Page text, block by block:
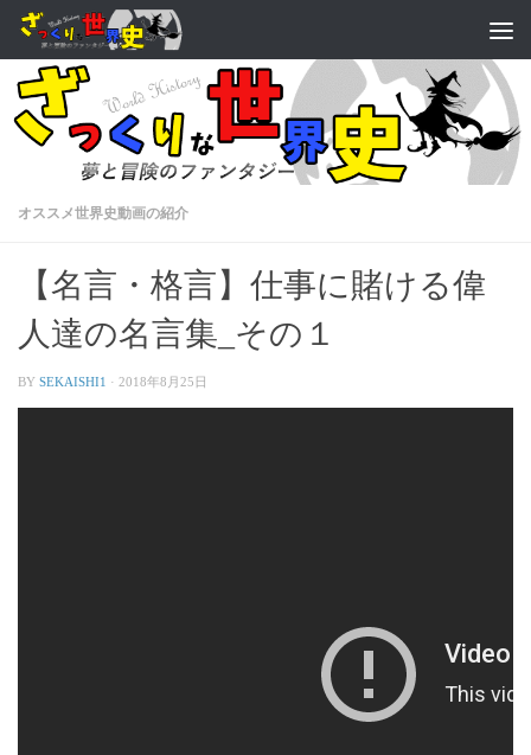
オススメ世界史動画の紹介
【名言・格言】仕事に賭ける偉
人達の名言集_その１
BY SEKAISHI1 · 2018年8月25日